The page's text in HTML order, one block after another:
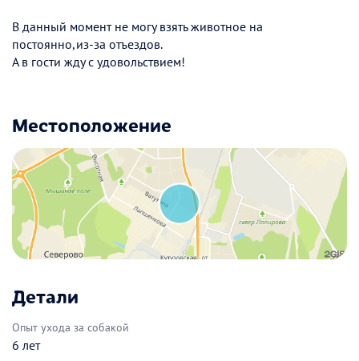
В данный момент не могу взять животное на
постоянно,из-за отъездов.
А в гости жду с удовольствием!
Местоположение
Детали
Опыт ухода за собакой
6 лет